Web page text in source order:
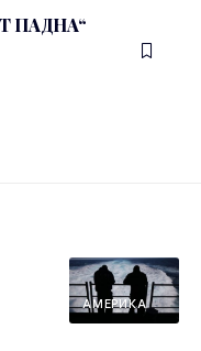
ПАДНА“
АМЕРИКА